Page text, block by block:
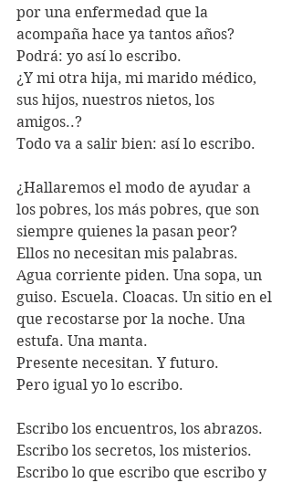
por una enfermedad que la
acompaña hace ya tantos años?
Podrá: yo así lo escribo.
¿Y mi otra hija, mi marido médico,
sus hijos, nuestros nietos, los
amigos..?
Todo va a salir bien: así lo escribo.
¿Hallaremos el modo de ayudar a
los pobres, los más pobres, que son
siempre quienes la pasan peor?
Ellos no necesitan mis palabras.
Agua corriente piden. Una sopa, un
guiso. Escuela. Cloacas. Un sitio en el
que recostarse por la noche. Una
estufa. Una manta.
Presente necesitan. Y futuro.
Pero igual yo lo escribo.
Escribo los encuentros, los abrazos.
Escribo los secretos, los misterios.
Escribo lo que escribo que escribo y